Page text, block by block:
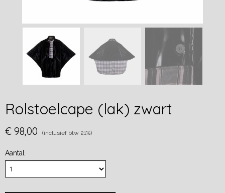
Rolstoelcape (lak) zwart
€ 98,00 (inclusief btw 21%)
Aantal